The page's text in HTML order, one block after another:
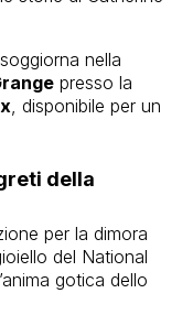
nella
presso la
, disponibile per un
della
per la dimora
del National
gotica dello